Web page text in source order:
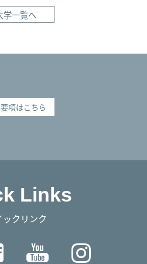
学一覧へ
項はこちら
Links
ックリンク
FacebookYouTube